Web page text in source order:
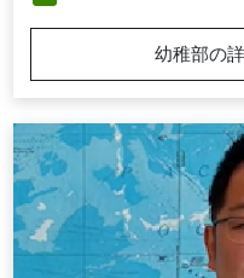
幼稚部の